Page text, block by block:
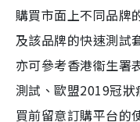
購買市面上不同品牌
及該品牌的快速測試
亦可參考香港衞生署
測試、歐盟2019冠
買前留意訂購平台的